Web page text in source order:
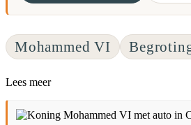
Mohammed VI
Lees meer